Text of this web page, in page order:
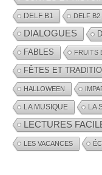
DELF B1 DELF B2
DIALOGUES
FABLES FRUITS
FÊTES ET
HALLOWEEN
LA MUSIQUE LA
LECTURES
LES VACANCES